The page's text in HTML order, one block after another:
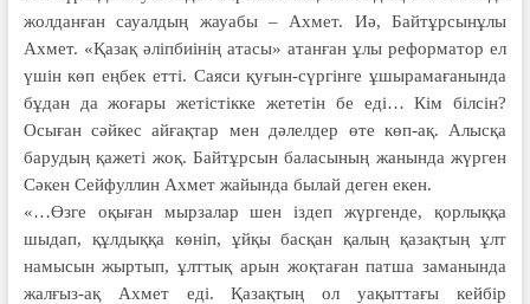
жол­данған сауалдың жауабы – Ахмет. Иә, Байтұрсынұлы
Ахмет. «Қазақ әліпбиінің атасы» атанған ұлы реформатор ел
үшін көп еңбек етті. Саяси қуғын-сүргінге ұшырамағанында
бұдан да жоғары жетістікке жететін бе еді… Кім білсін?
Осыған сәйкес айғақтар мен дәлелдер өте көп-ақ. Алысқа
барудың қажеті жоқ. Байтұрсын баласының жанында жүрген
Сәкен Сейфуллин Ахмет жайында былай деген екен.
«…Өзге оқыған мырзалар шен іздеп жүргенде, қорлыққа
шыдап, құлдыққа көніп, ұйқы басқан қалың қазақтың ұлт
намысын жыртып, ұлттық арын жоқтаған патша заманында
жалғыз-ақ Ахмет еді. Қазақтың ол уақыттағы кейбір